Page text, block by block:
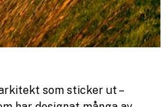
som sticker ut –